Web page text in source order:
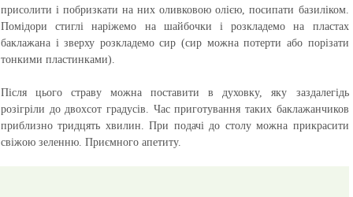
присолити і побризкати на них оливковою олією, посипати базиліком.
Помідори стиглі наріжемо на шайбочки і розкладемо на пластах
баклажана і зверху розкладемо сир (сир можна потерти або порізати
тонкими пластинками).
Після цього страву можна поставити в духовку, яку заздалегідь
розігріли до двохсот градусів. Час приготування таких баклажанчиков
приблизно тридцять хвилин. При подачі до столу можна прикрасити
свіжою зеленню. Приємного апетиту.